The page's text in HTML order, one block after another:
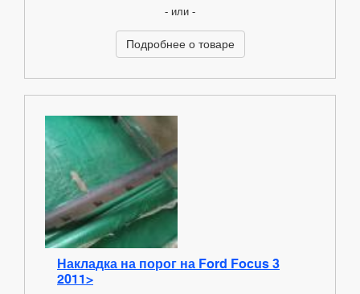
- или -
Подробнее о товаре
Накладка на порог на Ford Focus 3
2011>